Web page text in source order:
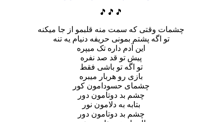
🎵🎵🎵
چشمات وقتی که سمت منه قلبمو از جا میکنه
تو اگه پشتم بمونی حریفه دنیام یه تنه
این آدم داره تک میپره
پیش تو قد صد نفره
تو اگه تو باشی فقط
بازی رو هربار میبره
چشمای حسودامون کور
چشم بد دوتامون دور
بتابه به دلامون نور
چشم بد دوتامون دور